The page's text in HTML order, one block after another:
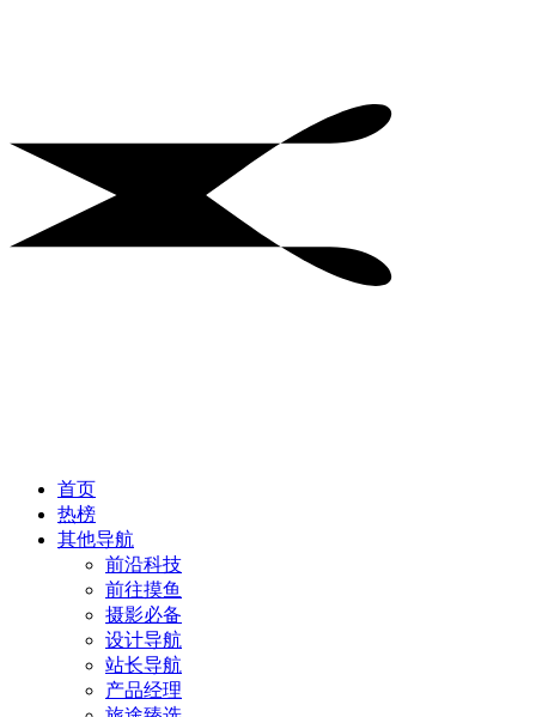
首页
热榜
其他导航
前沿科技
前往摸鱼
摄影必备
设计导航
站长导航
产品经理